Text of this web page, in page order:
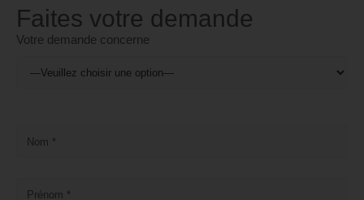
Faites votre demande
Votre demande concerne